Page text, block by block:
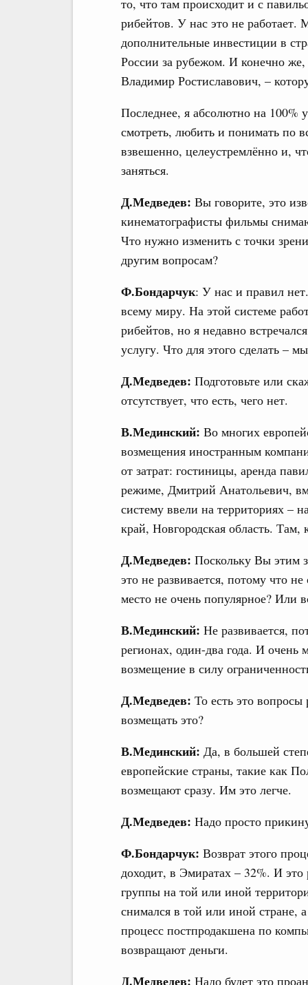
то, что там происходит и с
рибейтов. У нас это не
дополнительные инвестиции в
России за рубежом. И конечно же,
Владимир Ростиславович, –
Последнее, я абсолютно на 100%
смотреть, любить и понимать по
взвешенно, целеустремлённо и,
заняться.
Д.Медведев: Вы говорите, это
кинематографисты фильмы
Что нужно изменить с точки
другим вопросам?
Ф.Бондарчук: У нас и правил
всему миру. На этой системе
рибейтов, но я недавно
услугу. Что для этого сделать –
Д.Медведев: Подготовьте или
отсутствует, что есть, чего нет.
В.Мединский: Во многих
возмещения иностранным
от затрат: гостиницы, аренда
режиме, Дмитрий Анатольевич,
систему ввели на территориях –
край, Новгородская область.
Д.Медведев: Поскольку Вы этим
это не развивается, потому что
место не очень популярное? Или
В.Мединский: Не развивается,
регионах, один-два года. И
возмещение в силу
Д.Медведев: То есть это
возмещать это?
В.Мединский: Да, в большей
европейские страны, такие как
возмещают сразу. Им это легче.
Д.Медведев: Надо просто
Ф.Бондарчук: Возврат этого
доходит, в Эмиратах – 32%. И это
группы на той или иной
снимался в той или иной стране,
процесс постпродакшена по
возвращают деньги.
Д.Медведев: Надо будет это